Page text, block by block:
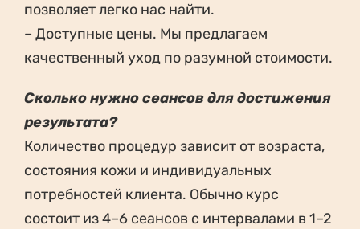
позволяет легко нас найти.
– Доступные цены. Мы предлагаем
качественный уход по разумной стоимости.
Сколько нужно сеансов для достижения
результата?
Количество процедур зависит от возраста,
состояния кожи и индивидуальных
потребностей клиента. Обычно курс
состоит из 4–6 сеансов с интервалами в 1–2